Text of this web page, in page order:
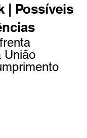
| Possíveis
União